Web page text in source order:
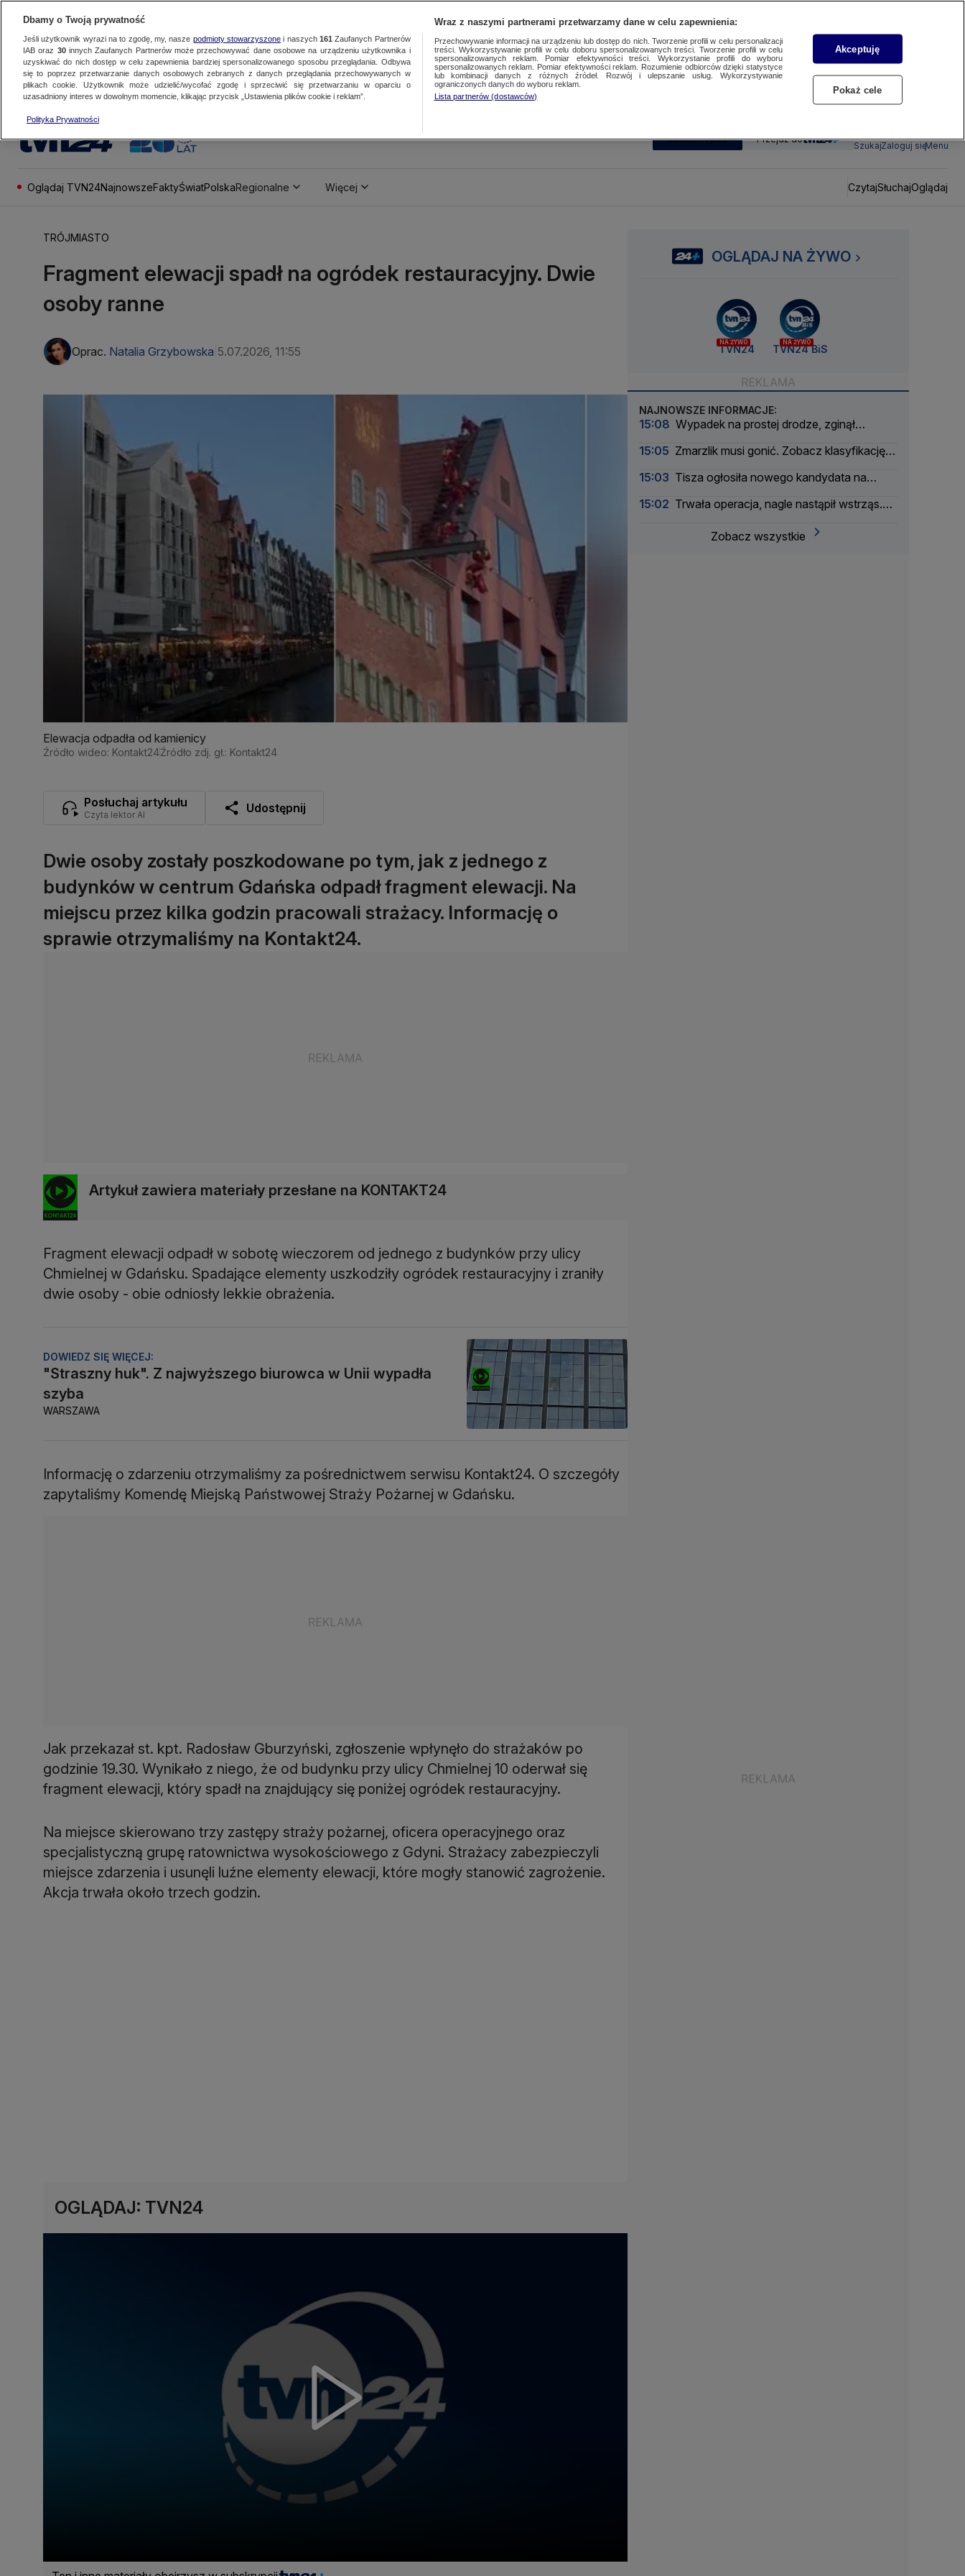
SUBSKRYBUJ Przejdź do
SzukajZaloguj sięMenu
Oglądaj TVN24NajnowszeFaktyŚwiatPolskaRegionalne Więcej CzytajSłuchajOglądaj
TRÓJMIASTO
Fragment elewacji spadł na ogródek restauracyjny. Dwie
osoby ranne
Oprac. Natalia Grzybowska 5.07.2026, 11:55
Elewacja odpadła od kamienicy
Źródło wideo: Kontakt24Źródło zdj. gł.: Kontakt24
Posłuchaj artykułu
Czyta lektor AI Udostępnij
Dwie osoby zostały poszkodowane po tym, jak z jednego z
budynków w centrum Gdańska odpadł fragment elewacji. Na
miejscu przez kilka godzin pracowali strażacy. Informację o
sprawie otrzymaliśmy na Kontakt24.
Artykuł zawiera materiały przesłane na KONTAKT24
Fragment elewacji odpadł w sobotę wieczorem od jednego z budynków przy ulicy
Chmielnej w Gdańsku. Spadające elementy uszkodziły ogródek restauracyjny i zraniły
dwie osoby - obie odniosły lekkie obrażenia.
DOWIEDZ SIĘ WIĘCEJ:
"Straszny huk". Z najwyższego biurowca w Unii wypadła
szyba
WARSZAWA
Informację o zdarzeniu otrzymaliśmy za pośrednictwem serwisu Kontakt24. O szczegóły
zapytaliśmy Komendę Miejską Państwowej Straży Pożarnej w Gdańsku.
Jak przekazał st. kpt. Radosław Gburzyński, zgłoszenie wpłynęło do strażaków po
godzinie 19.30. Wynikało z niego, że od budynku przy ulicy Chmielnej 10 oderwał się
fragment elewacji, który spadł na znajdujący się poniżej ogródek restauracyjny.
Na miejsce skierowano trzy zastępy straży pożarnej, oficera operacyjnego oraz
specjalistyczną grupę ratownictwa wysokościowego z Gdyni. Strażacy zabezpieczyli
miejsce zdarzenia i usunęli luźne elementy elewacji, które mogły stanowić zagrożenie.
Akcja trwała około trzech godzin.
OGLĄDAJ: TVN24
OGLĄDAJ NA ŻYWO
NA ŻYWO
TVN24
NA ŻYWO
TVN24 BiS
NAJNOWSZE INFORMACJE:
15:08 Wypadek na prostej drodze, zginął
15:05 Zmarzlik musi gonić. Zobacz klasyfikację
15:03 Tisza ogłosiła nowego kandydata na
15:02 Trwała operacja, nagle nastąpił wstrząs.
Zobacz wszystkie
Dbamy o Twoją prywatność
Jeśli użytkownik wyrazi na to zgodę, my, nasze podmioty stowarzyszonei naszych 161 Zaufanych Partnerów
IAB oraz 30innych Zaufanych Partnerów może przechowywać dane osobowe na urządzeniu użytkownika i
uzyskiwać do nich dostęp w celu zapewnienia bardziej spersonalizowanego sposobu przeglądania. Odbywa
się to poprzez przetwarzanie danych osobowych zebranych z danych przeglądania przechowywanych w
plikach cookie. Użytkownik może udzielić/wycofać zgodę i sprzeciwić się przetwarzaniu w oparciu o
uzasadniony interes w dowolnym momencie, klikając przycisk „Ustawienia plików cookie i reklam”.
Polityka Prywatności
Wraz z naszymi partnerami przetwarzamy dane w celu zapewnienia:
Przechowywanie informacji na urządzeniu lub dostęp do nich. Tworzenie profili w celu personalizacji
treści. Wykorzystywanie profili w celu doboru spersonalizowanych treści. Tworzenie profili w celu
spersonalizowanych reklam. Pomiar efektywności treści. Wykorzystanie profili do wyboru
spersonalizowanych reklam. Pomiar efektywności reklam. Rozumienie odbiorców dzięki statystyce
lub kombinacji danych z różnych źródeł. Rozwój i ulepszanie usług. Wykorzystywanie
ograniczonych danych do wyboru reklam.
Lista partnerów (dostawców)
Akceptuję
Pokaż cele